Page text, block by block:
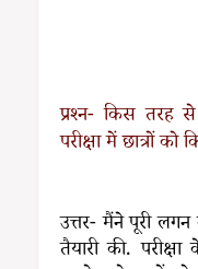
प्रश्न- किस तरह
परीक्षा में छात्रों को
उत्तर- मैंने पूरी
तैयारी की.